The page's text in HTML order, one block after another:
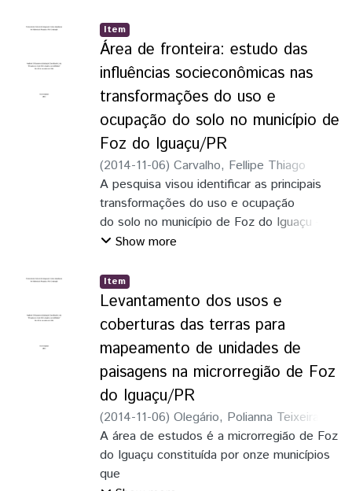
período de 1990 a 2013. Foram
relacionados fatores naturais e antrópicos
ocorridos na
área durante o período analisado,
destacando o quanto de influência que a
temperatura e
a precipitação apresentaram sobre o
território estudado, como também a
freqüência de
fenômenos atmosféricos severos
presentes.
OBS: Não se obteve dados sobre o
Item
Área de fronteira: estudo das
influências socieconômicas nas
transformações do uso e
ocupação do solo no município de
Foz do Iguaçu/PR
(2014-11-06) Carvalho, Fellipe Thiago
Lopes;Scheer, Marcia Aparecida Procopio
da Silva
A pesquisa visou identificar as principais
transformações do uso e ocupação
do solo no município de Foz do Iguaçu –
PR, considerando o processo histórico de
Fronteira (Argentina, Brasil e Paraguai),
bem como os impactos da construção da
usina hidroelétrica Itaipu Binacional no
processo de ocupação e de urbanização
do município; e atendo-se, principalmente,
aos
aspectos socioeconômicos, bem como aos
aspectos fisiográficos – como relevo, solo,
vegetação, hidrografia, etc. –, que
exerceram e/ou exercem influência sobre
tais
transformações. Com isso, a partir da
Show more
Item
Levantamento dos usos e
coberturas das terras para
mapeamento de unidades de
paisagens na microrregião de Foz
do Iguaçu/PR
(2014-11-06) Olegário, Polianna Teixeira
Adami, Samuel Fernando
A área de estudos é a microrregião de Foz
do Iguaçu constituída por onze municípios
que